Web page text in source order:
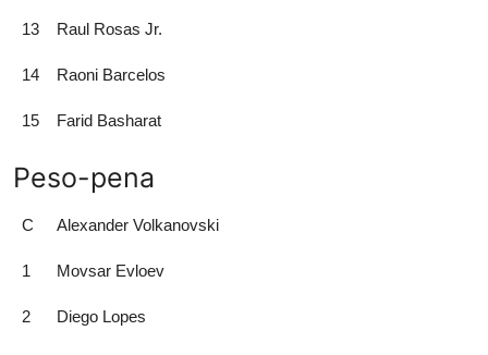
13 Raul Rosas Jr.
14 Raoni Barcelos
15 Farid Basharat
Peso-pena
C Alexander Volkanovski
1 Movsar Evloev
2 Diego Lopes